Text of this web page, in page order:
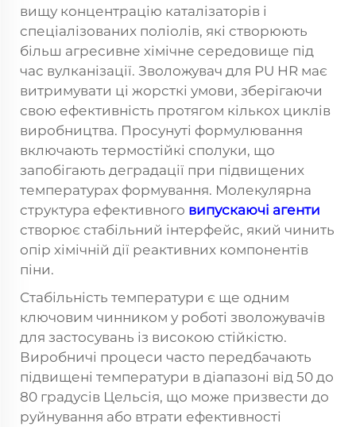
вищу концентрацію каталізаторів і
спеціалізованих поліолів, які створюють
більш агресивне хімічне середовище під
час вулканізації. Зволожувач для PU HR має
витримувати ці жорсткі умови, зберігаючи
свою ефективність протягом кількох циклів
виробництва. Просунуті формулювання
включають термостійкі сполуки, що
запобігають деградації при підвищених
температурах формування. Молекулярна
структура ефективного випускаючі агенти
створює стабільний інтерфейс, який чинить
опір хімічній дії реактивних компонентів
піни.
Стабільність температури є ще одним
ключовим чинником у роботі зволожувачів
для застосувань із високою стійкістю.
Виробничі процеси часто передбачають
підвищені температури в діапазоні від 50 до
80 градусів Цельсія, що може призвести до
руйнування або втрати ефективності